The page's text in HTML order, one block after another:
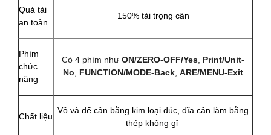
Quá tải
an toàn
150% tải trọng cân
Phím
chức
năng
Có 4 phím nhưON/ZERO-OFF/Yes, Print/Unit-
No, FUNCTION/MODE-Back,ARE/MENU-Exit
Chất liệu
Vỏ và đế cân bằng kim loại đúc, đĩa cân làm bằng
thép không gỉ